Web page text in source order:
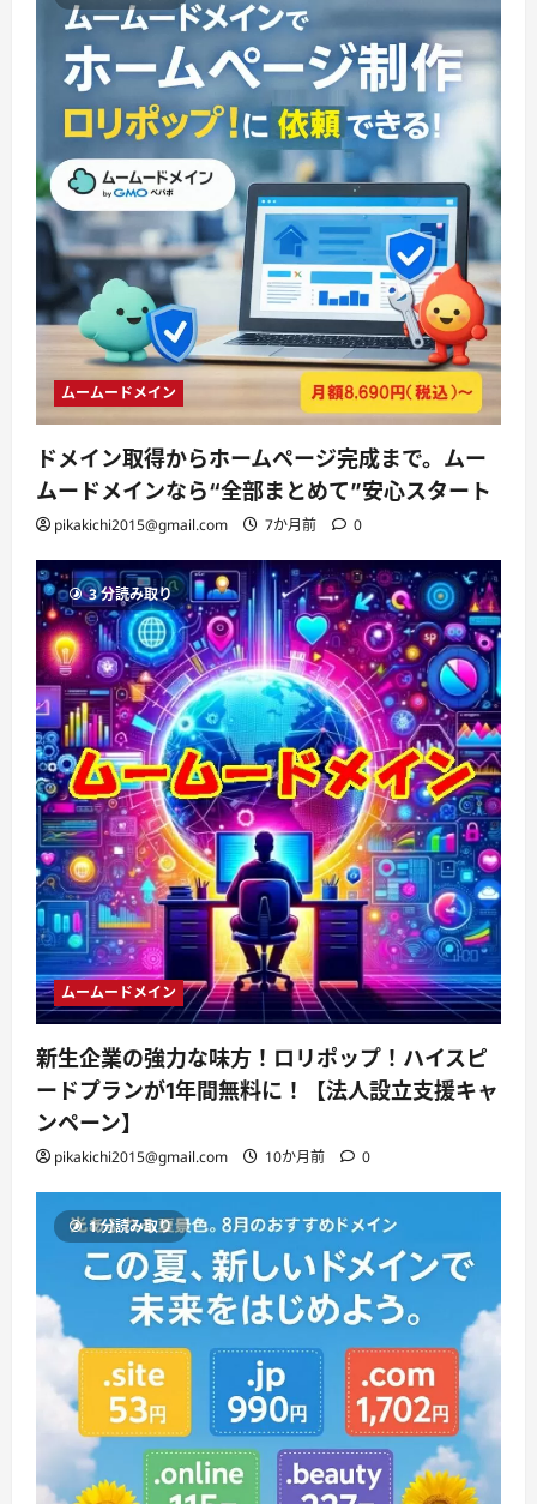
ムームードメイン
ドメイン取得からホームページ完成まで。ムー
ムードメインなら“全部まとめて”安心スタート
pikakichi2015@gmail.com 7か月前 0
3 分読み取り
ムームードメイン
新生企業の強力な味方！ロリポップ！ハイスピ
ードプランが1年間無料に！【法人設立支援キャ
ンペーン】
pikakichi2015@gmail.com 10か月前 0
1 分読み取り